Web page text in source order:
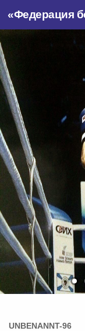
UNBENANNT-96